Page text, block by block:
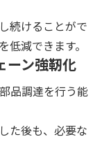
続けることがで
減できます。
ーン強靭化
品調達を行う能
た後も、必要な